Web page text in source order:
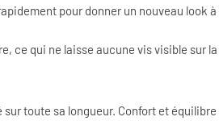
pour donner un nouveau look
ce qui ne laisse aucune vis visible sur
toute sa longueur. Confort et